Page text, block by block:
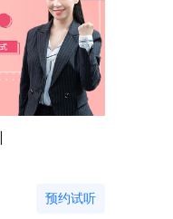
预约试听